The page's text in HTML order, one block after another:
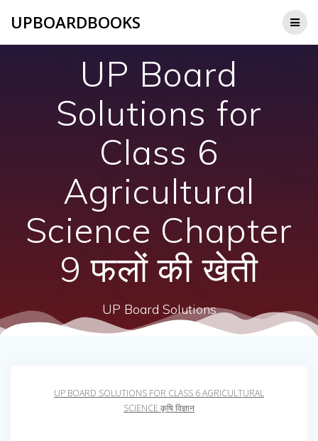
UPBOARDBOOKS
UP Board
Solutions for
Class 6
Agricultural
Science Chapter
9 फलों की खेती
UP Board Solutions
UP BOARD SOLUTIONS FOR CLASS 6 AGRICULTURAL
SCIENCE कृषि विज्ञान